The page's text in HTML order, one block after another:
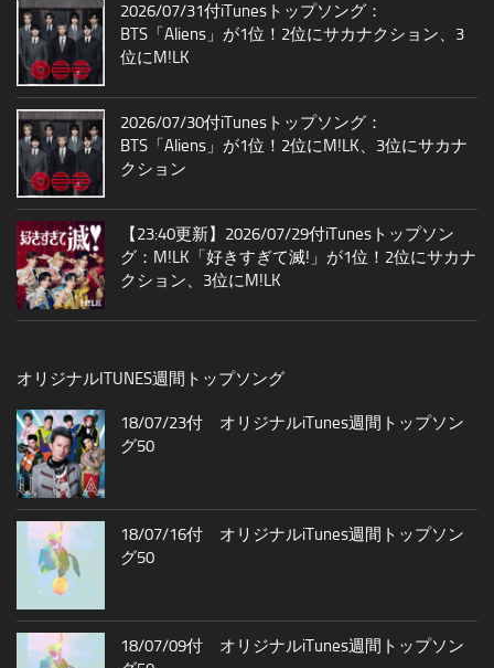
2026/07/31付iTunesトップソング：
BTS「Aliens」が1位！2位にサカナクション、3
位にM!LK
2026/07/30付iTunesトップソング：
BTS「Aliens」が1位！2位にM!LK、3位にサカナ
クション
【23:40更新】2026/07/29付iTunesトップソン
グ：M!LK「好きすぎて滅!」が1位！2位にサカナ
クション、3位にM!LK
オリジナルITUNES週間トップソング
18/07/23付 オリジナルiTunes週間トップソン
グ50
18/07/16付 オリジナルiTunes週間トップソン
グ50
18/07/09付 オリジナルiTunes週間トップソン